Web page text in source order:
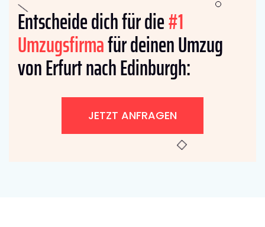
Entscheide dich für die#1
Umzugsfirmafür deinen Umzug
von Erfurt nach Edinburgh:
JETZT ANFRAGEN